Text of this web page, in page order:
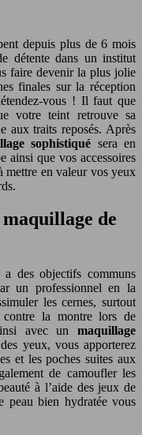
depuis plus de 6 mois
détente dans un institut
faire devenir la plus jolie
finales sur la réception
vous ! Il faut que
votre teint retrouve sa
aux traits reposés. Après
sophistiqué sera en
ainsi que vos accessoires
mettre en valeur vos yeux
maquillage de
des objectifs communs
un professionnel en la
les cernes, surtout
contre la montre lors de
avec un maquillage
yeux, vous apporterez
et les poches suites aux
de camoufler les
à l’aide des jeux de
peau bien hydratée vous